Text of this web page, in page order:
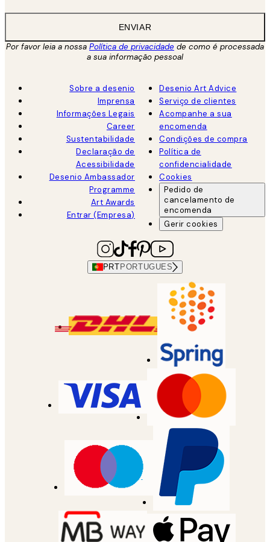
ENVIAR
Por favor leia a nossa Política de privacidade de como é processada
a sua informação pessoal
Sobre a desenio
Imprensa
Informações Legais
Career
Sustentabilidade
Declaração de
Acessibilidade
Desenio Ambassador
Programme
Art Awards
Entrar (Empresa)
Desenio Art Advice
Serviço de clientes
Acompanhe a sua
encomenda
Condições de compra
Política de
confidencialidade
Cookies
Pedido de
cancelamento de
encomenda
Gerir cookies
PRT PORTUGUES